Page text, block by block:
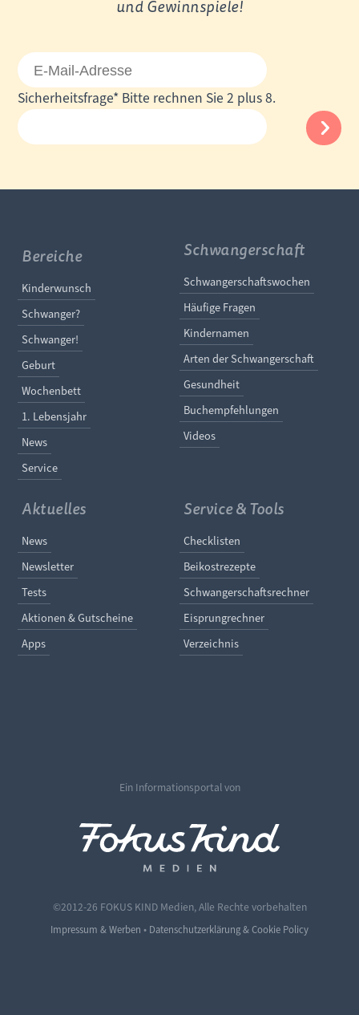
und Gewinnspiele!
E-
Mail-
Adresse
Pflichtfeld
Sicherheitsfrage* Bitte rechnen Sie 2 plus 8.
Bereiche
Navigation überspringen
Kinderwunsch
Schwanger?
Schwanger!
Geburt
Wochenbett
1. Lebensjahr
News
Service
Schwangerschaft
Navigation
Schwangerschaftswochen
Häufige Fragen
Kindernamen
Arten der Schwangerschaft
Gesundheit
Buchempfehlungen
Videos
Aktuelles
Navigation überspringen
News
Newsletter
Tests
Aktionen & Gutscheine
Apps
Service & Tools
Navigation
Checklisten
Beikostrezepte
Schwangerschaftsrechner
Eisprungrechner
Verzeichnis
Ein Informationsportal von
©2012-26 FOKUS KIND Medien, Alle Rechte vorbehalten
Impressum & Werben • Datenschutzerklärung & Cookie Policy